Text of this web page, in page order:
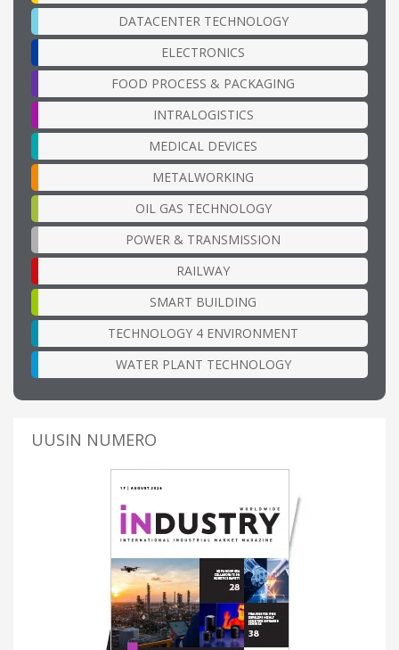
DATACENTER TECHNOLOGY
ELECTRONICS
FOOD PROCESS & PACKAGING
INTRALOGISTICS
MEDICAL DEVICES
METALWORKING
OIL GAS TECHNOLOGY
POWER & TRANSMISSION
RAILWAY
SMART BUILDING
TECHNOLOGY 4 ENVIRONMENT
WATER PLANT TECHNOLOGY
UUSIN NUMERO